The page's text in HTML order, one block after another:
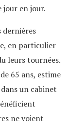
jour en jour.
dernières
en particulier
leurs tournées.
65 ans, estime
un cabinet
ne voient